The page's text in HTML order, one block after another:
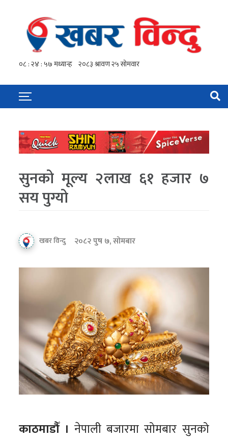
सुनको मूल्य २लाख ६१ हजार ७
सय पुग्यो
खबर विन्दु २०८२ पुष ७, सोमबार
काठमाडौँ । नेपाली बजारमा सोमबार सुनको